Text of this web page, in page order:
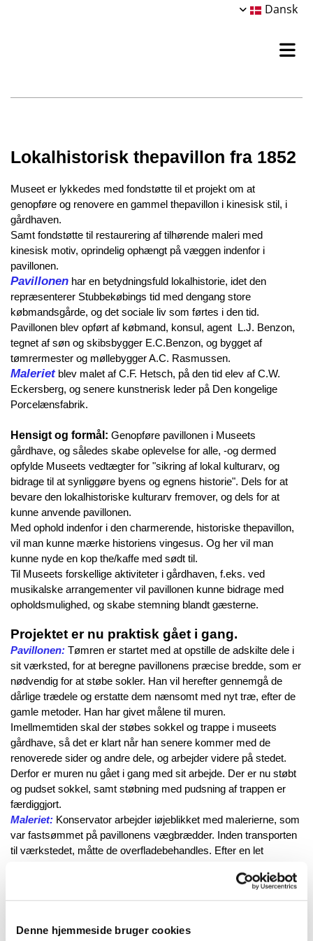
Denne hjemmeside bruger cookies
Dansk
Lokalhistorisk thepavillon fra 1852
Museet er lykkedes med fondstøtte til et projekt om at
genopføre og renovere en gammel thepavillon i kinesisk stil, i
gårdhaven.
Samt fondstøtte til restaurering af tilhørende maleri med
kinesisk motiv, oprindelig ophængt på væggen indenfor i
pavillonen.
Pavillonen har en betydningsfuld lokalhistorie, idet den
repræsenterer Stubbekøbings tid med dengang store
købmandsgårde, og det sociale liv som førtes i den tid.
Pavillonen blev opført af købmand, konsul, agent L.J. Benzon,
tegnet af søn og skibsbygger E.C.Benzon, og bygget af
tømrermester og møllebygger A.C. Rasmussen.
Malerietblev malet af C.F. Hetsch, på den tid elev af C.W.
Eckersberg, og senere kunstnerisk leder på Den kongelige
Porcelænsfabrik.
Hensigt og formål: Genopføre pavillonen i Museets
gårdhave, og således skabe oplevelse for alle, -og dermed
opfylde Museets vedtægter for "sikring af lokal kulturarv, og
bidrage til at synliggøre byens og egnens historie". Dels for at
bevare den lokalhistoriske kulturarv fremover, og dels for at
kunne anvende pavillonen.
Med ophold indenfor i den charmerende, historiske thepavillon,
vil man kunne mærke historiens vingesus. Og her vil man
kunne nyde en kop the/kaffe med sødt til.
Til Museets forskellige aktiviteter i gårdhaven, f.eks. ved
musikalske arrangementer vil pavillonen kunne bidrage med
opholdsmulighed, og skabe stemning blandt gæsterne.
Projektet er nu praktisk gået i gang.
Pavillonen: Tømren er startet med at opstille de adskilte dele i
sit værksted, for at beregne pavillonens præcise bredde, som er
nødvendig for at støbe sokler. Han vil herefter gennemgå de
dårlige trædele og erstatte dem nænsomt med nyt træ, efter de
gamle metoder. Han har givet målene til muren.
Imellmemtiden skal der støbes sokkel og trappe i museets
gårdhave, så det er klart når han senere kommer med de
renoverede sider og andre dele, og arbejder videre på stedet.
Derfor er muren nu gået i gang med sit arbejde. Der er nu støbt
og pudset sokkel, samt støbning med pudsning af trappen er
færdiggjort.
Maleriet: Konservator arbejder iøjeblikket med malerierne, som
var fastsømmet på pavillonens vægbrædder. Inden transporten
til værkstedet, måtte de overfladebehandles. Efter en let
omgange for at styrke strukturen og stabilisere farvelaget, og
På værkstedet blev malerierne løsnet fra vægbrædderne.